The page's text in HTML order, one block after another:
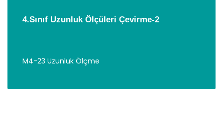
4.Sınıf Uzunluk Ölçüleri Çevirme-2
M4-23 Uzunluk Ölçme